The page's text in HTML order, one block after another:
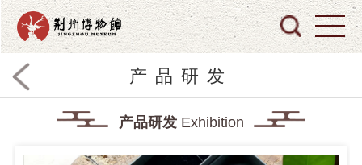
产品研发
产品研发Exhibition